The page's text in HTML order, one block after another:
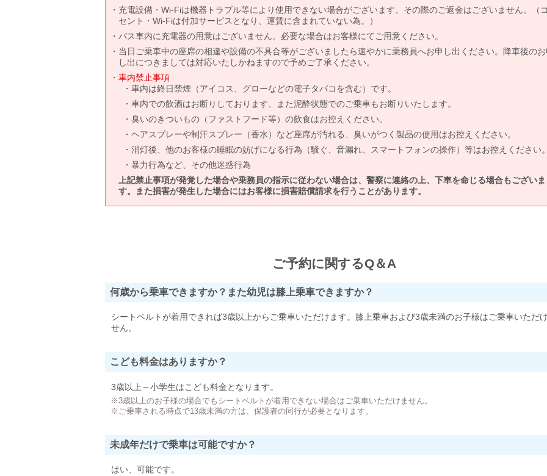
充電設備・Wi-Fiは機器トラブル等により使用できない場合がございます。その際のご返金はございません。（
セント・Wi-Fiは付加サービスとなり、運賃に含まれていない為。）
バス車内に充電器の用意はございません。必要な場合はお客様にてご用意ください。
当日ご乗車中の座席の相違や設備の不具合等がございましたら速やかに乗務員へお申し出ください。降車後の
し出につきましては対応いたしかねますので予めご了承ください。
車内禁止事項
車内は終日禁煙（アイコス、グローなどの電子タバコを含む）です。
車内での飲酒はお断りしております、また泥酔状態でのご乗車もお断りいたします。
臭いのきついもの（ファストフード等）の飲食はお控えください。
ヘアスプレーや制汗スプレー（香水）など座席が汚れる、臭いがつく製品の使用はお控えください。
消灯後、他のお客様の睡眠の妨げになる行為（騒ぐ、音漏れ、スマートフォンの操作）等はお控えください
暴力行為など、その他迷惑行為
上記禁止事項が発覚した場合や乗務員の指示に従わない場合は、警察に連絡の上、下車を命じる場合もございま
す。また損害が発生した場合にはお客様に損害賠償請求を行うことがあります。
ご予約に関するQ＆A
何歳から乗車できますか？また幼児は膝上乗車できますか？
シートベルトが着用できれば3歳以上からご乗車いただけます。膝上乗車および3歳未満のお子様はご乗車いただ
せん。
こども料金はありますか？
3歳以上～小学生はこども料金となります。
※3歳以上のお子様の場合でもシートベルトが着用できない場合はご乗車いただけません。
※ご乗車される時点で13歳未満の方は、保護者の同行が必要となります。
未成年だけで乗車は可能ですか？
はい、可能です。